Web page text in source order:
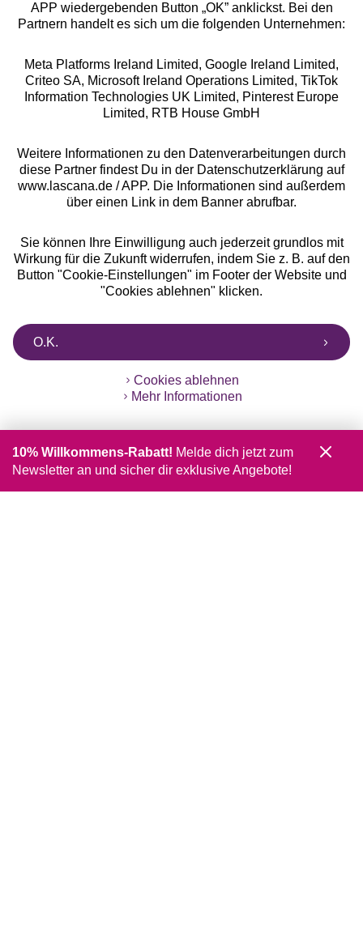
Alle Preise inkl. MwSt., zzgl.
Versandkosten
** Bonität vorausgesetzt, berechtigt zur Bonitätsprüfung
APP wiedergebenden Button „OK” anklickst. Bei den
Partnern handelt es sich um die folgenden Unternehmen:
Meta Platforms Ireland Limited, Google Ireland Limited,
Criteo SA, Microsoft Ireland Operations Limited, TikTok
Information Technologies UK Limited, Pinterest Europe
Limited, RTB House GmbH
Weitere Informationen zu den Datenverarbeitungen durch
diese Partner findest Du in der Datenschutzerklärung auf
www.lascana.de / APP. Die Informationen sind außerdem
über einen Link in dem Banner abrufbar.
Sie können Ihre Einwilligung auch jederzeit grundlos mit
Wirkung für die Zukunft widerrufen, indem Sie z. B. auf den
Button "Cookie-Einstellungen" im Footer der Website und
"Cookies ablehnen" klicken.
O.K.
Cookies ablehnen
Mehr Informationen
10% Willkommens-Rabatt! Melde dich jetzt zum
Newsletter an und sicher dir exklusive Angebote!